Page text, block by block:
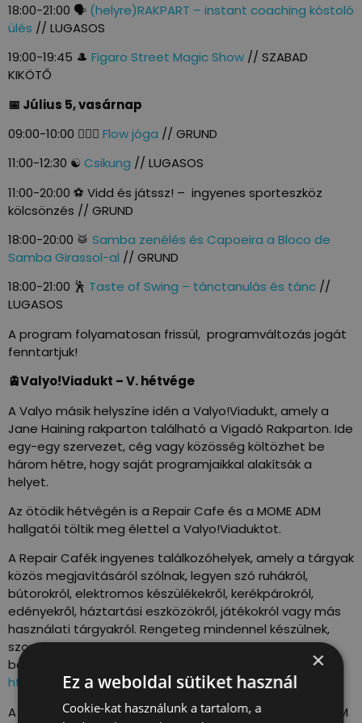
18:00-21:00 🗣️ (helyre)RAKPART – instant coaching kóstoló
ülés // LUGASOS
19:00-19:45 🎩 Figaro Street Magic Show // SZABAD
KIKÖTŐ
📅 Július 5, vasárnap
09:00-10:00 🧘🏽‍♀️ Flow jóga // GRUND
11:00-12:30 ☯️ Csikung // LUGASOS
11:00-20:00 ⚽ Vidd és játssz! – ingyenes sporteszköz
kölcsönzés // GRUND
18:00-20:00 🥁 Samba zenélés és Capoeira a Bloco de
Samba Girassol-al // GRUND
18:00-21:00 🕺 Taste of Swing – tánctanulás és tánc //
LUGASOS
A program folyamatosan frissül, programváltozás jogát
fenntartjuk!
🚊Valyo!Viadukt – V. hétvége
A Valyo másik helyszíne idén a Valyo!Viadukt, amely a
Jane Haining rakparton található a Vigadó Rakparton. Ide
egy-egy szervezet, cég vagy közösség költözhet be
három hétre, hogy saját programjaikkal alakítsák a
helyet.
Az ötödik hétvégén is a Repair Cafe és a MOME ADM
hallgatói töltik meg élettel a Valyo!Viaduktot.
A Repair Cafék ingyenes találkozóhelyek, amely a tárgyak
közös megjavításáról szólnak, legyen szó ruhákról,
bútorokról, elektromos készülékekről, kerékpárokról,
edényekről, háztartási eszközökről, játékokról vagy más
használati tárgyakról. Rengeteg mindennel készülnek,
szombaton és vasárnap is 14-20 óra között várnak
benneteket, további részletek:
https://fb.me/e/9ja6qSfYG
A június 29 – július 3. közötti hét során pedig a MOME ADM
×
Ez a weboldal sütiket használ
Cookie-kat használunk a tartalom, a